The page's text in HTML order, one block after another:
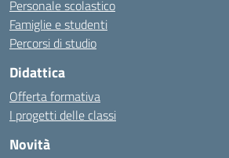
Personale scolastico
Famiglie e studenti
Percorsi di studio
Didattica
Offerta formativa
I progetti delle classi
Novità